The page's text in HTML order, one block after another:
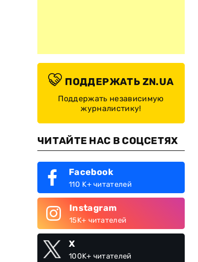
ПОДДЕРЖАТЬ ZN.UA
Поддержать независимую
журналистику!
ЧИТАЙТЕ НАС В СОЦСЕТЯХ
Facebook
110 K+ читателей
Instagram
15K+ читателей
X
100K+ читателей